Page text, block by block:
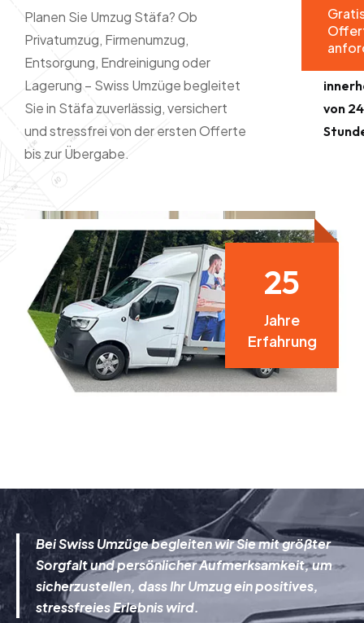
Planen Sie Umzug Stäfa? Ob
Privatumzug, Firmenumzug,
Entsorgung, Endreinigung oder
Lagerung – Swiss Umzüge begleitet
Sie in Stäfa zuverlässig, versichert
und stressfrei von der ersten Offerte
bis zur Übergabe.
Umzug in
Stäfa
– Antwort
in 24h!
von 24
25
Jahre
Erfahrung
Bei Swiss Umzüge begleiten wir Sie mit größter
Sorgfalt und persönlicher Aufmerksamkeit, um
sicherzustellen, dass Ihr Umzug ein positives,
stressfreies Erlebnis wird.